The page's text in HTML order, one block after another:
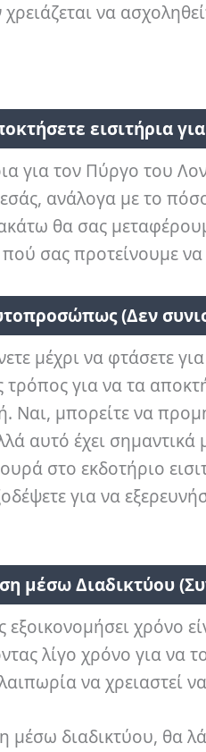
να
εισιτήρια
για τον Πύργο του
εσάς, ανάλογα με το
θα σας
σας προτείνουμε να
(Δεν
μέχρι να φτάσετε
για να τα
Ναι, μπορείτε να
αυτό έχει
στο εκδοτήριο
για να
μέσω Διαδικτύου
χρόνο
λίγο χρόνο για να
να χρειαστεί
μέσω διαδικτύου, θα